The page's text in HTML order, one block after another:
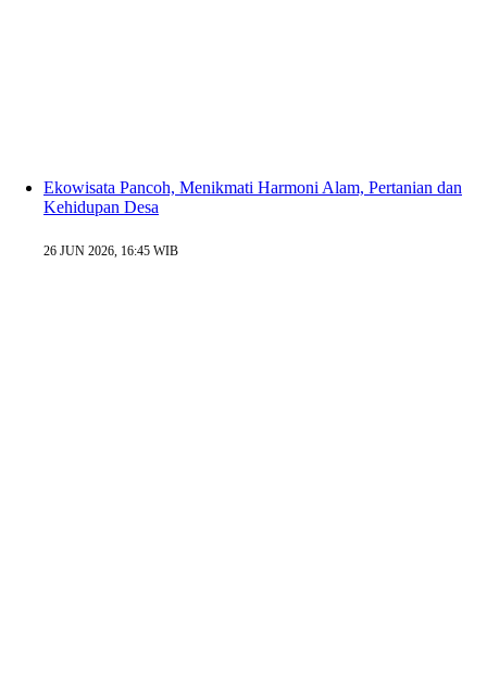
Ekowisata Pancoh, Menikmati Harmoni Alam, Pertanian dan
Kehidupan Desa
26 JUN 2026, 16:45 WIB